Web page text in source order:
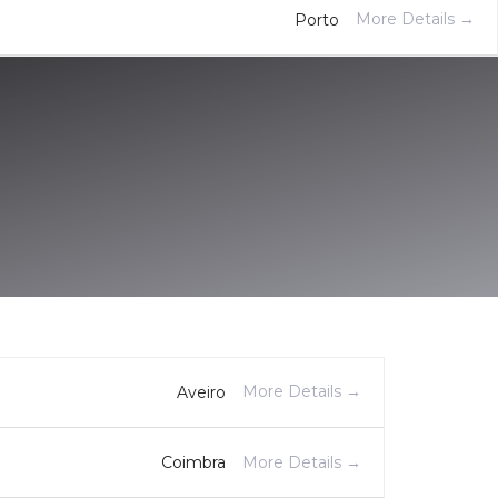
Porto More Details
Aveiro More Details
Coimbra More Details